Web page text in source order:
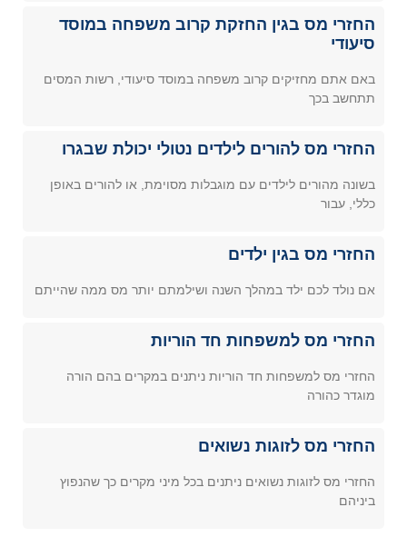
החזרי מס בגין החזקת קרוב משפחה במוסד
סיעודי
באם אתם מחזיקים קרוב משפחה במוסד סיעודי, רשות המסים
תתחשב בכך
החזרי מס להורים לילדים נטולי יכולת שבגרו
בשונה מהורים לילדים עם מוגבלות מסוימת, או להורים באופן
כללי, עבור
החזרי מס בגין ילדים
אם נולד לכם ילד במהלך השנה ושילמתם יותר מס ממה שהייתם
החזרי מס למשפחות חד הוריות
החזרי מס למשפחות חד הוריות ניתנים במקרים בהם הורה
מוגדר כהורה
החזרי מס לזוגות נשואים
החזרי מס לזוגות נשואים ניתנים בכל מיני מקרים כך שהנפוץ
ביניהם